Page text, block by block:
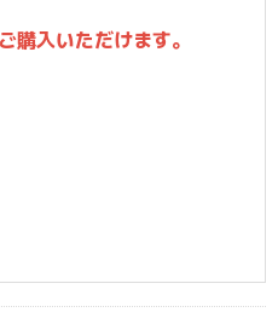
購入いただけます。